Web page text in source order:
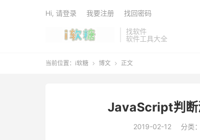
找软件
软件工具大全
Hi, 请登录 我要注册 找回密码
当前位置： i软糖  博文  正文
JavaScript判断
2019-02-12 分类：